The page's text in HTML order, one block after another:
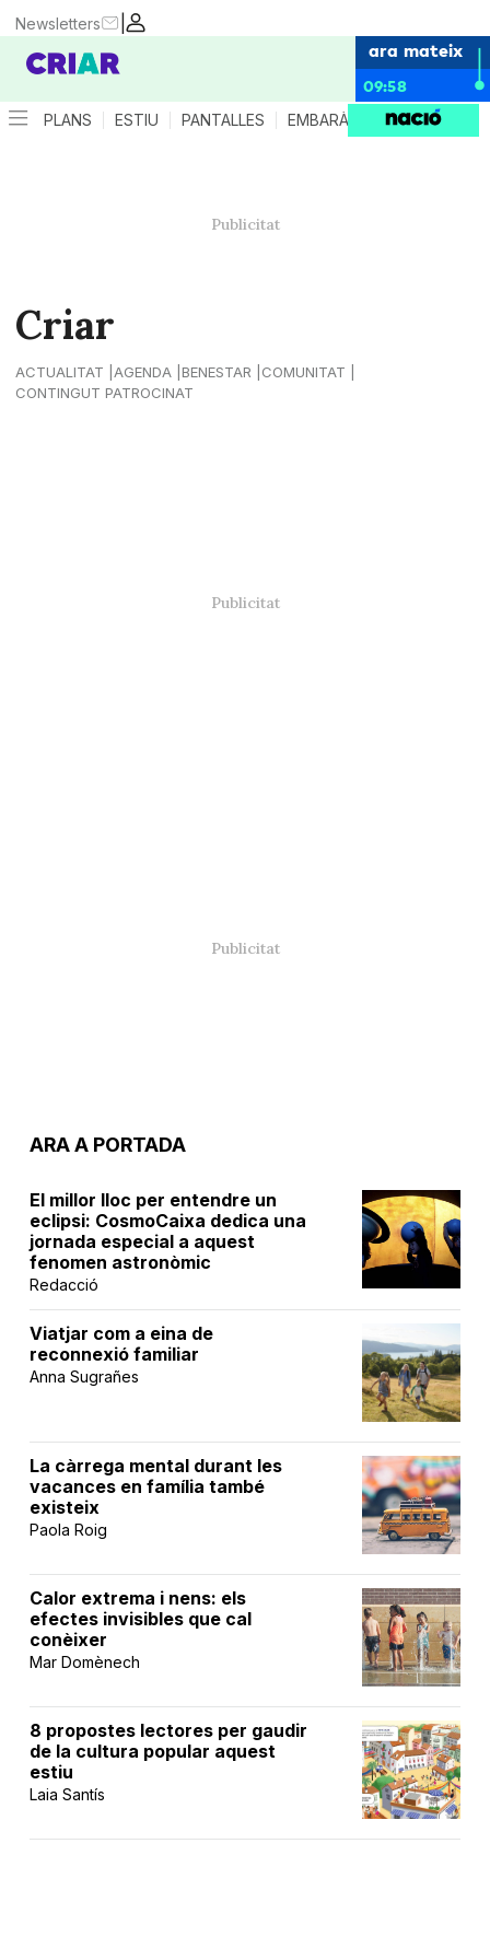
|
Newsletters
ara mateix
09:58
PLANS ESTIU PANTALLES EMBARÀS CRIANÇA
Criar
ACTUALITAT AGENDA BENESTAR
COMUNITAT
CONTINGUT PATROCINAT
ARA A PORTADA
El millor lloc per entendre un
eclipsi: CosmoCaixa dedica una
jornada especial a aquest
fenomen astronòmic
Redacció
Viatjar com a eina de
reconnexió familiar
Anna Sugrañes
La càrrega mental durant les
vacances en família també
existeix
Paola Roig
Calor extrema i nens: els
efectes invisibles que cal
conèixer
Mar Domènech
8 propostes lectores per gaudir
de la cultura popular aquest
estiu
Laia Santís